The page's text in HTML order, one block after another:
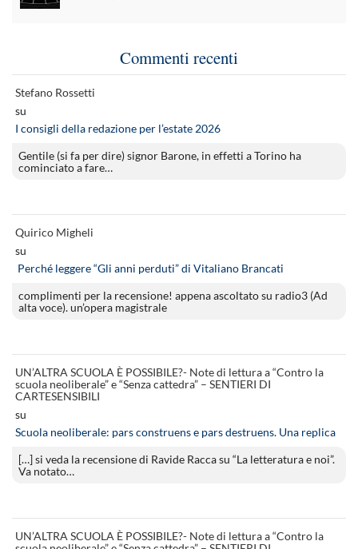
Commenti recenti
Stefano Rossetti
su
I consigli della redazione per l’estate 2026
Gentile (si fa per dire) signor Barone, in effetti a Torino ha
cominciato a fare…
Quirico Migheli
su
Perché leggere “Gli anni perduti” di Vitaliano Brancati
complimenti per la recensione! appena ascoltato su radio3 (Ad
alta voce). un’opera magistrale
UN’ALTRA SCUOLA È POSSIBILE?- Note di lettura a “Contro la
scuola neoliberale” e “Senza cattedra” – SENTIERI DI
CARTESENSIBILI
su
Scuola neoliberale: pars construens e pars destruens. Una replica
[…] si veda la recensione di Ravide Racca su “La letteratura e noi”.
Va notato…
UN’ALTRA SCUOLA È POSSIBILE?- Note di lettura a “Contro la